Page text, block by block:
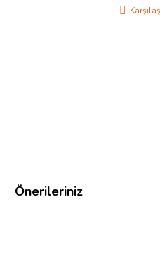
Önerileriniz